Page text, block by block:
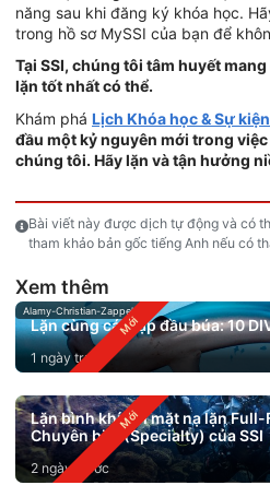
năng sau khi đăng ký khóa học.
trong hồ sơ MySSI của bạn để
Tại SSI, chúng tôi tâm huyết
lặn tốt nhất có thể.
Khám phá Lịch Khóa học & Sự kiện
đầu một kỷ nguyên mới trong
chúng tôi. Hãy lặn và tận hưởng
Bài viết này được dịch tự động và có
tham khảo bản gốc tiếng Anh nếu có
Xem thêm
Alamy-Christian-Zappel
Lặn cùng cá mập đầu búa: 10
1 ngày trước
Lặn bình khí với mặt nạ lặn Full-
Chuyên biệt (Specialty) của SSI
2 ngày trước